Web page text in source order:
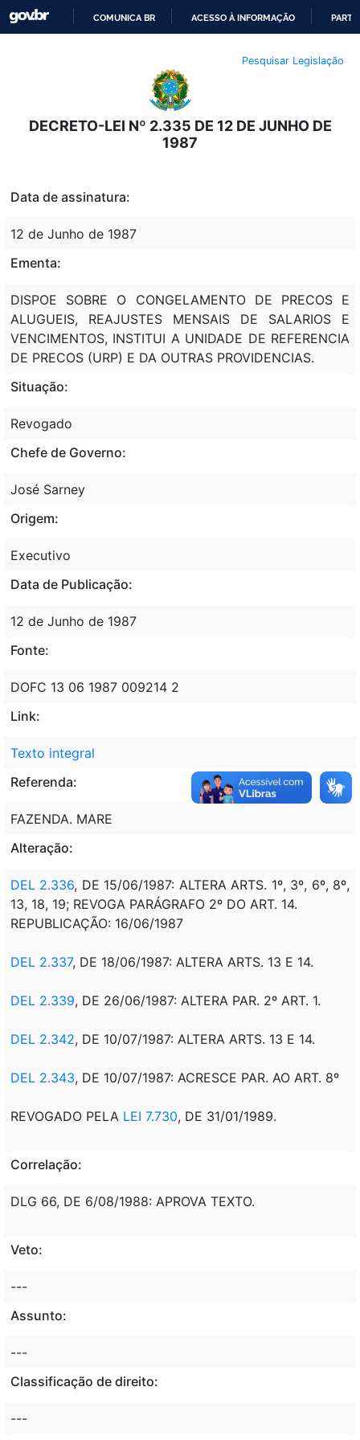
O
CONTEÚDO
COMUNICA BR ACESSO À INFORMAÇÃO
Pesquisar Legislação
DECRETO-LEI Nº 2.335 DE 12 DE JUNHO DE
1987
Data de assinatura:
12 de Junho de 1987
Ementa:
DISPOE SOBRE O CONGELAMENTO DE PRECOS E
ALUGUEIS, REAJUSTES MENSAIS DE SALARIOS E
VENCIMENTOS, INSTITUI A UNIDADE DE REFERENCIA
DE PRECOS (URP) E DA OUTRAS PROVIDENCIAS.
Situação:
Revogado
Chefe de Governo:
José Sarney
Origem:
Executivo
Data de Publicação:
12 de Junho de 1987
Fonte:
DOFC 13 06 1987 009214 2
Link:
Texto integral
Referenda:
FAZENDA. MARE
Alteração:
DEL 2.336, DE 15/06/1987: ALTERA ARTS. 1º, 3º, 6º, 8º,
13, 18, 19; REVOGA PARÁGRAFO 2º DO ART. 14.
REPUBLICAÇÃO: 16/06/1987
DEL 2.337, DE 18/06/1987: ALTERA ARTS. 13 E 14.
DEL 2.339, DE 26/06/1987: ALTERA PAR. 2º ART. 1.
DEL 2.342, DE 10/07/1987: ALTERA ARTS. 13 E 14.
DEL 2.343, DE 10/07/1987: ACRESCE PAR. AO ART. 8º
REVOGADO PELA LEI 7.730, DE 31/01/1989.
Correlação:
DLG 66, DE 6/08/1988: APROVA TEXTO.
Veto:
---
Assunto:
---
Classificação de direito:
---